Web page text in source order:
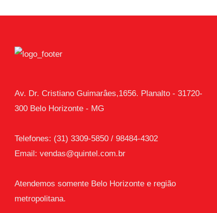
Av. Dr. Cristiano Guimarâes,1656. Planalto - 31720-
300 Belo Horizonte - MG
Telefones: (31) 3309-5850 / 98484-4302
Email: vendas@quintel.com.br
Atendemos somente Belo Horizonte e região
metropolitana.